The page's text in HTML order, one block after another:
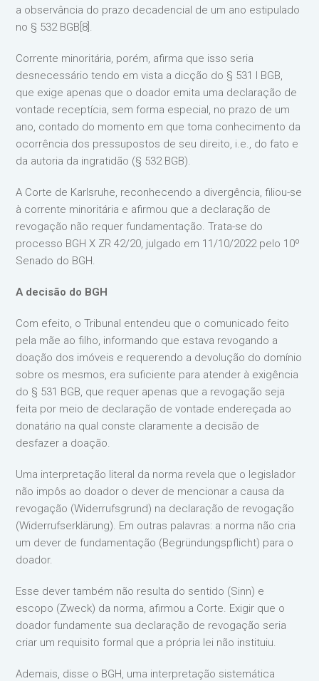
a observância do prazo decadencial de um ano estipulado
no § 532 BGB[8].
Corrente minoritária, porém, afirma que isso seria
desnecessário tendo em vista a dicção do § 531 I BGB,
que exige apenas que o doador emita uma declaração de
vontade receptícia, sem forma especial, no prazo de um
ano, contado do momento em que toma conhecimento da
ocorrência dos pressupostos de seu direito, i.e., do fato e
da autoria da ingratidão (§ 532 BGB).
A Corte de Karlsruhe, reconhecendo a divergência, filiou-se
à corrente minoritária e afirmou que a declaração de
revogação não requer fundamentação. Trata-se do
processo BGH X ZR 42/20, julgado em 11/10/2022 pelo 10º
Senado do BGH.
A decisão do BGH
Com efeito, o Tribunal entendeu que o comunicado feito
pela mãe ao filho, informando que estava revogando a
doação dos imóveis e requerendo a devolução do domínio
sobre os mesmos, era suficiente para atender à exigência
do § 531 BGB, que requer apenas que a revogação seja
feita por meio de declaração de vontade endereçada ao
donatário na qual conste claramente a decisão de
desfazer a doação.
Uma interpretação literal da norma revela que o legislador
não impôs ao doador o dever de mencionar a causa da
revogação (Widerrufsgrund) na declaração de revogação
(Widerrufserklärung). Em outras palavras: a norma não cria
um dever de fundamentação (Begründungspflicht) para o
doador.
Esse dever também não resulta do sentido (Sinn) e
escopo (Zweck) da norma, afirmou a Corte. Exigir que o
doador fundamente sua declaração de revogação seria
criar um requisito formal que a própria lei não instituiu.
Ademais, disse o BGH, uma interpretação sistemática